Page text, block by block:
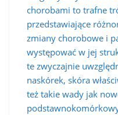
chorobami to trafne
przedstawiające
zmiany chorobowe i
występować w jej
te zwyczajnie
naskórek, skóra
też takie wady jak